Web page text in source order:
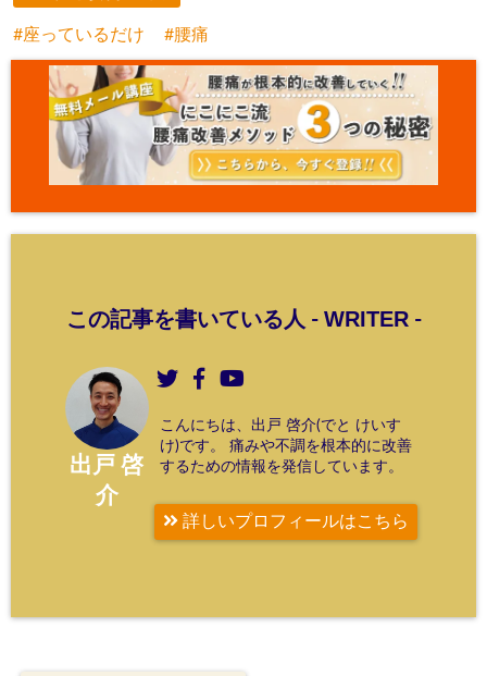
座っているだけ 腰痛
この記事を書いている人 - WRITER-
出戸 啓
介
こんにちは、出戸 啓介(でと けいす
け)です。 痛みや不調を根本的に改善
するための情報を発信しています。
詳しいプロフィールはこちら